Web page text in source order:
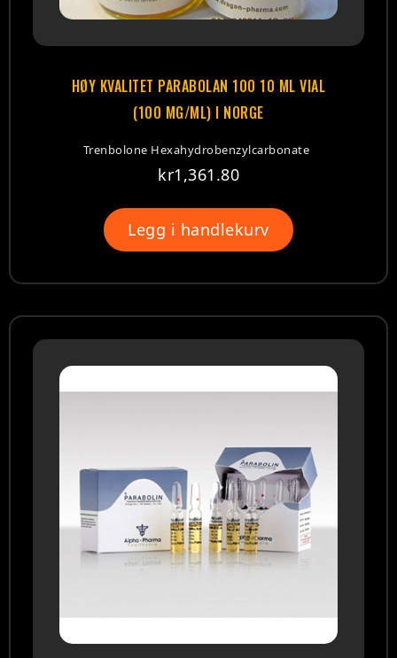
HØY KVALITET PARABOLAN 100 10 ML VIAL
(100 MG/ML) I NORGE
Trenbolone Hexahydrobenzylcarbonate
kr1,361.80
Legg i handlekurv